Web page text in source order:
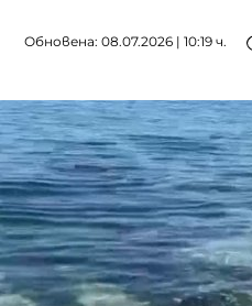
Обновена: 08.07.2026 | 10:19 ч.